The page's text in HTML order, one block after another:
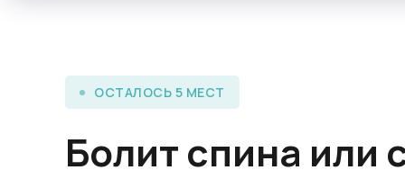
ОСТАЛОСЬ 5 МЕСТ
Болит спина или